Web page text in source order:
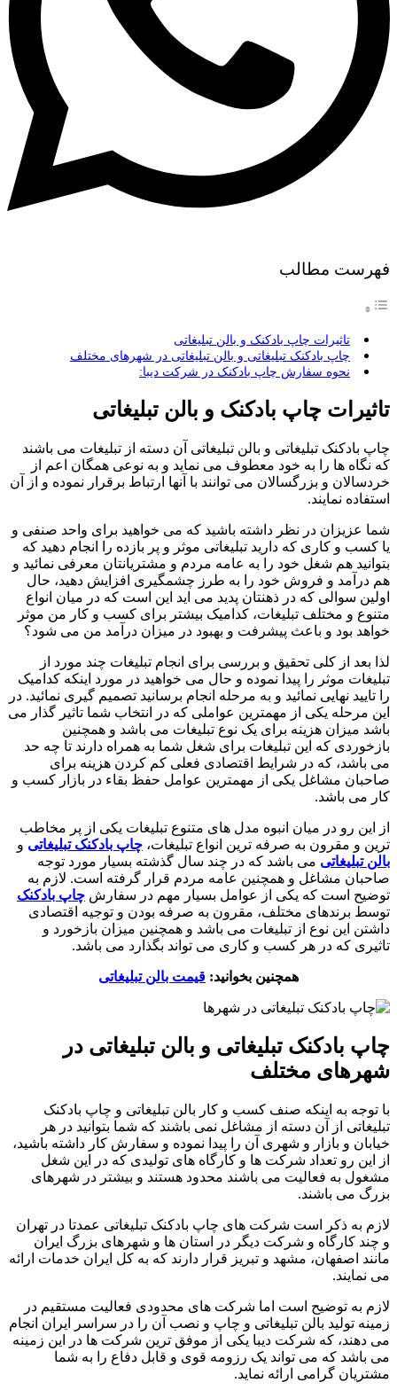
فهرست مطالب
تاثیرات چاپ بادکنک و بالن تبلیغاتی
چاپ بادکنک تبلیغاتی و بالن تبلیغاتی در شهرهای مختلف
نحوه سفارش چاپ بادکنک در شرکت دیبا:
تاثیرات چاپ بادکنک و بالن تبلیغاتی
چاپ بادکنک تبلیغاتی و بالن تبلیغاتی آن دسته از تبلیغات می باشند
که نگاه ها را به خود معطوف می نماید و به نوعی همگان اعم از
خردسالان و بزرگسالان می توانند با آنها ارتباط برقرار نموده و از آن
استفاده نمایند.
شما عزیزان در نظر داشته باشید که می خواهید برای واحد صنفی و
یا کسب و کاری که دارید تبلیغاتی موثر و پر بازده را انجام دهید که
بتوانید هم شغل خود را به عامه مردم و مشتریانتان معرفی نمائید و
هم درآمد و فروش خود را به طرز چشمگیری افزایش دهید، حال
اولین سوالی که در ذهنتان پدید می اید این است که در میان انواع
متنوع و مختلف تبلیغات، کدامیک بیشتر برای کسب و کار من موثر
خواهد بود و باعث پیشرفت و بهبود در میزان درآمد من می شود؟
لذا بعد از کلی تحقیق و بررسی برای انجام تبلیغات چند مورد از
تبلیغات موثر را پیدا نموده و حال می خواهید در مورد اینکه کدامیک
را تایید نهایی نمائید و به مرحله انجام برسانید تصمیم گیری نمائید. در
این مرحله یکی از مهمترین عواملی که در انتخاب شما تاثیر گذار می
باشد میزان هزینه برای یک نوع تبلیغات می باشد و همچنین
بازخوردی که این تبلیغات برای شغل شما به همراه دارند تا چه حد
می باشد، که در شرایط اقتصادی فعلی کم کردن هزینه برای
صاحبان مشاغل یکی از مهمترین عوامل حفظ بقاء در بازار کسب و
کار می باشد.
از این رو در میان انبوه مدل های متنوع تبلیغات یکی از پر مخاطب
ترین و مقرون به صرفه ترین انواع تبلیغات، چاپ بادکنک تبلیغاتی و
بالن تبلیغاتی می باشد که در چند سال گذشته بسیار مورد توجه
صاحبان مشاغل و همچنین عامه مردم قرار گرفته است. لازم به
توضیح است که یکی از عوامل بسیار مهم در سفارش چاپ بادکنک
توسط برندهای مختلف، مقرون به صرفه بودن و توجیه اقتصادی
داشتن این نوع از تبلیغات می باشد و همچنین میزان بازخورد و
تاثیری که در هر کسب و کاری می تواند بگذارد می باشد.
همچنین بخوانید: قیمت بالن تبلیغاتی
چاپ بادکنک تبلیغاتی و بالن تبلیغاتی در
شهرهای مختلف
با توجه به اینکه صنف کسب و کار بالن تبلیغاتی و چاپ بادکنک
تبلیغاتی از آن دسته از مشاغل نمی باشند که شما بتوانید در هر
خیابان و بازار و شهری آن را پیدا نموده و سفارش کار داشته باشید،
از این رو تعداد شرکت ها و کارگاه های تولیدی که در این شغل
مشغول به فعالیت می باشند محدود هستند و بیشتر در شهرهای
بزرگ می باشند.
لازم به ذکر است شرکت های چاپ بادکنک تبلیغاتی عمدتا در تهران
و چند کارگاه و شرکت دیگر در استان ها و شهرهای بزرگ ایران
مانند اصفهان، مشهد و تبریز قرار دارند که به کل ایران خدمات ارائه
می نمایند.
لازم به توضیح است اما شرکت های محدودی فعالیت مستقیم در
زمینه تولید بالن تبلیغاتی و چاپ و نصب آن را در سراسر ایران انجام
می دهند، که شرکت دیبا یکی از موفق ترین شرکت ها در این زمینه
می باشد که می تواند یک رزومه قوی و قابل دفاع را به شما
مشتریان گرامی ارائه نماید.